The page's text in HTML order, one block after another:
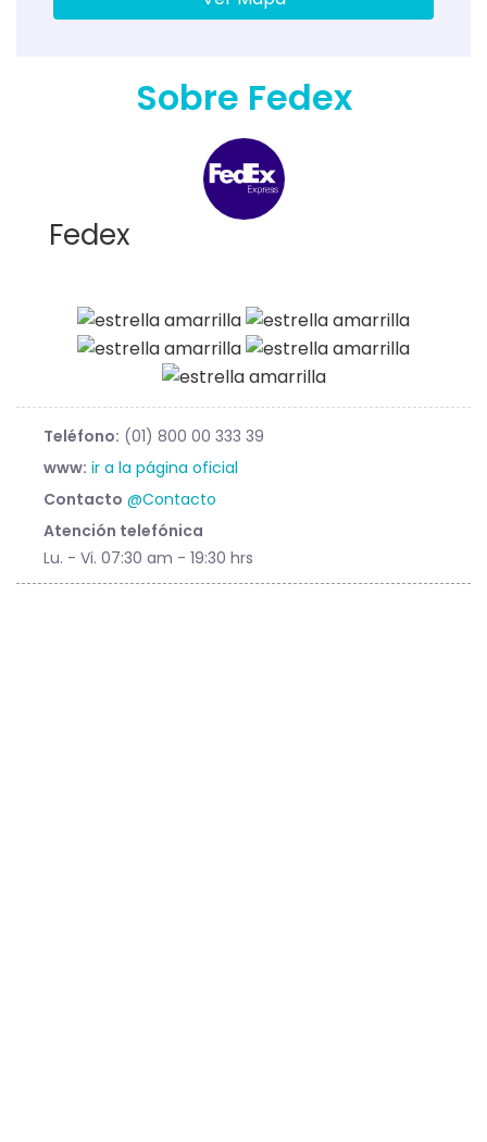
Sobre Fedex
Fedex
Teléfono: (01) 800 00 333 39
www: ir a la página oficial
Contacto @Contacto
Atención telefónica
Lu. - Vi. 07:30 am - 19:30 hrs